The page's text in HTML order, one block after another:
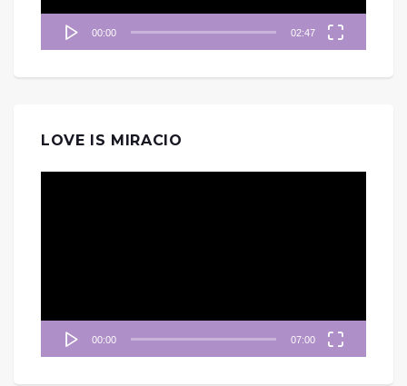
00:00 02:47
LOVE IS MIRACIO
00:00 07:00